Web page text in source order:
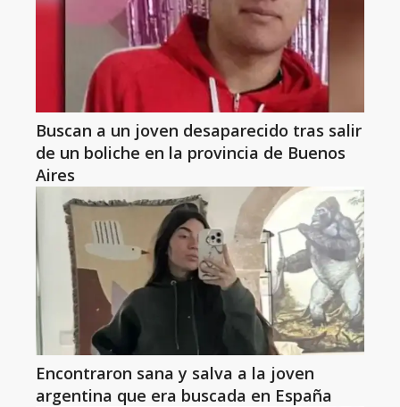
Buscan a un joven desaparecido tras salir
de un boliche en la provincia de Buenos
Aires
Encontraron sana y salva a la joven
argentina que era buscada en España